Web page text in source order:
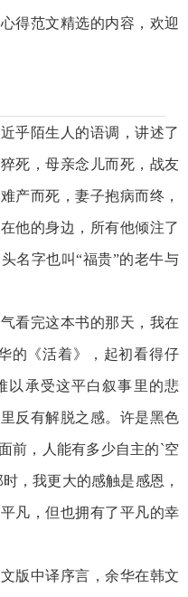
得范文精选的内容，欢迎
乎陌生人的语调，讲述了
死，母亲念儿而死，战友
产而死，妻子抱病而终，
他的身边，所有他倾注了
名字也叫“福贵”的老牛与
看完这本书的那天，我在
的《活着》，起初看得仔
以承受这平白叙事里的悲
反有解脱之感。许是黑色
前，人能有多少自主的`空
，我更大的感触是感恩，
凡，但也拥有了平凡的幸
版中译序言，余华在韩文